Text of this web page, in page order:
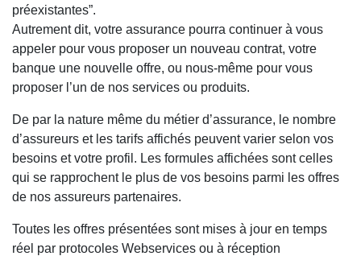
préexistantes”.
Autrement dit, votre assurance pourra continuer à vous
appeler pour vous proposer un nouveau contrat, votre
banque une nouvelle offre, ou nous-même pour vous
proposer l’un de nos services ou produits.
De par la nature même du métier d’assurance, le nombre
d’assureurs et les tarifs affichés peuvent varier selon vos
besoins et votre profil. Les formules affichées sont celles
qui se rapprochent le plus de vos besoins parmi les offres
de nos assureurs partenaires.
Toutes les offres présentées sont mises à jour en temps
réel par protocoles Webservices ou à réception